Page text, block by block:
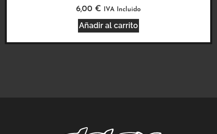
6,00 € IVA Incluido
Añadir al carrito